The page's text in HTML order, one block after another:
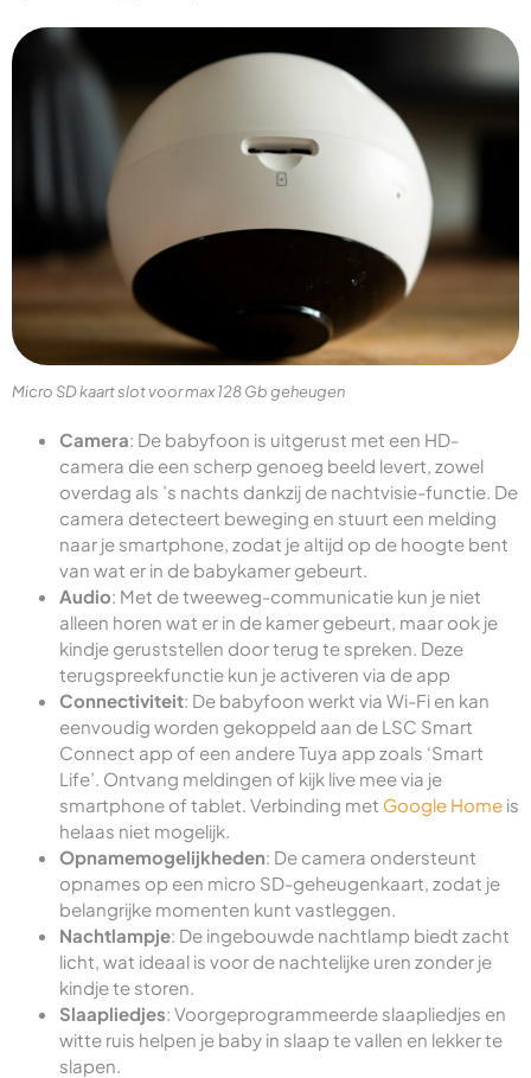
Micro SD kaart slot voor max 128 Gb geheugen
Camera: De babyfoon is uitgerust met een HD-
camera die een scherp genoeg beeld levert, zowel
overdag als ’s nachts dankzij de nachtvisie-functie. De
camera detecteert beweging en stuurt een melding
naar je smartphone, zodat je altijd op de hoogte bent
van wat er in de babykamer gebeurt.
Audio: Met de tweeweg-communicatie kun je niet
alleen horen wat er in de kamer gebeurt, maar ook je
kindje geruststellen door terug te spreken. Deze
terugspreekfunctie kun je activeren via de app
Connectiviteit: De babyfoon werkt via Wi-Fi en kan
eenvoudig worden gekoppeld aan de LSC Smart
Connect app of een andere Tuya app zoals ‘Smart
Life’. Ontvang meldingen of kijk live mee via je
smartphone of tablet. Verbinding met Google Home is
helaas niet mogelijk.
Opnamemogelijkheden: De camera ondersteunt
opnames op een micro SD-geheugenkaart, zodat je
belangrijke momenten kunt vastleggen.
Nachtlampje: De ingebouwde nachtlamp biedt zacht
licht, wat ideaal is voor de nachtelijke uren zonder je
kindje te storen.
Slaapliedjes: Voorgeprogrammeerde slaapliedjes en
witte ruis helpen je baby in slaap te vallen en lekker te
slapen.